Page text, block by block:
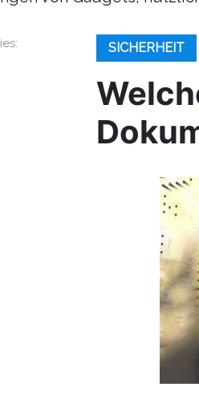
SICHERHEIT